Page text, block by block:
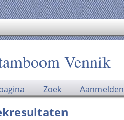
Vennik
Zoek Aanmelden